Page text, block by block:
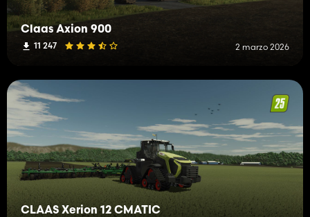
Claas Axion 900
11 247 2 marzo 2026
CLAAS Xerion 12 CMATIC